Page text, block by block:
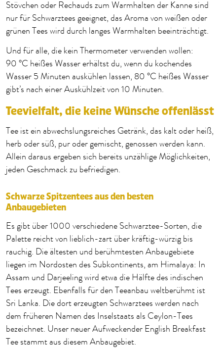
Stövchen oder Rechauds zum Warmhalten der Kanne sind
nur für Schwarztees geeignet, das Aroma von weißen oder
grünen Tees wird durch langes Warmhalten beeinträchtigt.
Und für alle, die kein Thermometer verwenden wollen:
90 °C heißes Wasser erhältst du, wenn du kochendes
Wasser 5 Minuten auskühlen lassen, 80 °C heißes Wasser
gibt’s nach einer Auskühlzeit von 10 Minuten.
Teevielfalt, die keine Wünsche offenlässt
Tee ist ein abwechslungsreiches Getränk, das kalt oder heiß,
herb oder süß, pur oder gemischt, genossen werden kann.
Allein daraus ergeben sich bereits unzählige Möglichkeiten,
jeden Geschmack zu befriedigen.
Schwarze Spitzentees aus den besten
Anbaugebieten
Es gibt über 1000 verschiedene Schwarztee-Sorten, die
Palette reicht von lieblich-zart über kräftig-würzig bis
rauchig. Die ältesten und berühmtesten Anbaugebiete
liegen im Nordosten des Subkontinents, am Himalaya: In
Assam und Darjeeling wird etwa die Hälfte des indischen
Tees erzeugt. Ebenfalls für den Teeanbau weltberühmt ist
Sri Lanka. Die dort erzeugten Schwarztees werden nach
dem früheren Namen des Inselstaats als Ceylon-Tees
bezeichnet. Unser neuer Aufweckender English Breakfast
Tee stammt aus diesem Anbaugebiet.